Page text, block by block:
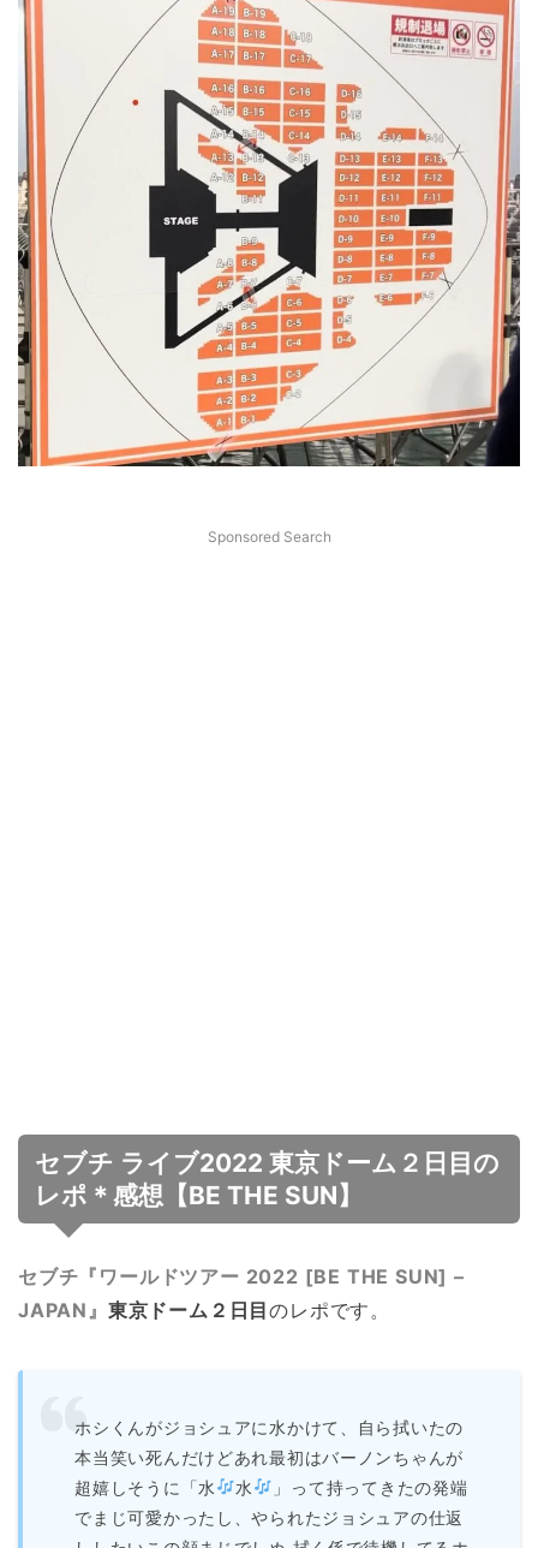
Sponsored Search
セブチ ライブ2022 東京ドーム２日目の
レポ＊感想【BE THE SUN】
セブチ『ワールドツアー 2022 [BE THE SUN] –
JAPAN』 東京ドーム２日目のレポです。
ホシくんがジョシュアに水かけて、自ら拭いたの
本当笑い死んだけどあれ最初はバーノンちゃんが
超嬉しそうに「水
水
」って持ってきたの発端
でまじ可愛かったし、やられたジョシュアの仕返